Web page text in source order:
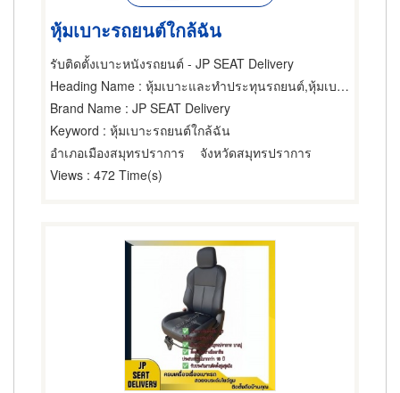
หุ้มเบาะรถยนต์ใกล้ฉัน
รับติดตั้งเบาะหนังรถยนต์ - JP SEAT Delivery
Heading Name : หุ้มเบาะและทำประทุนรถยนต์,หุ้มเบาะและทำประทุนรถยนต์,เบาะนั่ง
Brand Name : JP SEAT Delivery
Keyword : หุ้มเบาะรถยนต์ใกล้ฉัน
อำเภอเมืองสมุทรปราการ
จังหวัดสมุทรปราการ
Views : 472 Time(s)